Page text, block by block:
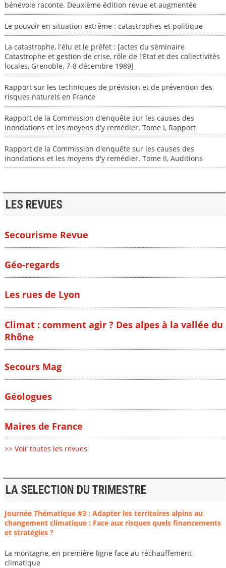
bénévole raconte. Deuxième édition revue et augmentée
Le pouvoir en situation extrême : catastrophes et politique
La catastrophe, l'élu et le préfet : [actes du séminaire
Catastrophe et gestion de crise, rôle de l'État et des collectivités
locales, Grenoble, 7-8 décembre 1989]
Rapport sur les techniques de prévision et de prévention des
risques naturels en France
Rapport de la Commission d'enquête sur les causes des
inondations et les moyens d'y remédier. Tome I, Rapport
Rapport de la Commission d'enquête sur les causes des
inondations et les moyens d'y remédier. Tome II, Auditions
LES REVUES
Secourisme Revue
Géo-regards
Les rues de Lyon
Climat : comment agir ? Des alpes à la vallée du
Rhône
Secours Mag
Géologues
Maires de France
>> Voir toutes les revues
LA SELECTION DU TRIMESTRE
Journée Thématique #3 : Adapter les territoires alpins au
changement climatique : Face aux risques quels financements
et stratégies ?
La montagne, en première ligne face au réchauffement
climatique